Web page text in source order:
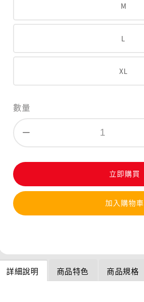
M
L
XL
數量
立即購買
加入購物車
詳細說明 商品特色 商品規格